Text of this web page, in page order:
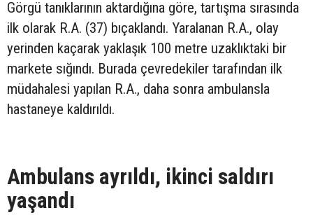
Görgü tanıklarının aktardığına göre, tartışma sırasında
ilk olarak R.A. (37) bıçaklandı. Yaralanan R.A., olay
yerinden kaçarak yaklaşık 100 metre uzaklıktaki bir
markete sığındı. Burada çevredekiler tarafından ilk
müdahalesi yapılan R.A., daha sonra ambulansla
hastaneye kaldırıldı.
Ambulans ayrıldı, ikinci saldırı
yaşandı